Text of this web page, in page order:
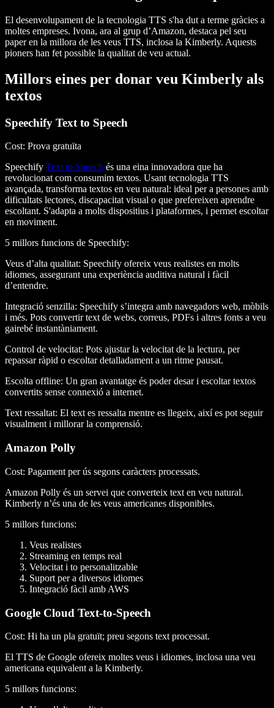
El desenvolupament de la tecnologia TTS s'ha dut a terme gràcies a
moltes empreses. Ivona, ara al grup d’Amazon, destaca pel seu
paper en la millora de les veus TTS, inclosa la Kimberly. Aquests
pioners han fet possible la qualitat de veu actual.
Millors eines per donar veu Kimberly als
textos
Speechify Text to Speech
Cost: Prova gratuïta
Speechify Text to Speech és una eina innovadora que ha
revolucionat com consumim textos. Usant tecnologia TTS
avançada, transforma textos en veu natural: ideal per a persones amb
dificultats lectores, discapacitat visual o que prefereixen aprendre
escoltant. S'adapta a molts dispositius i plataformes, i permet escoltar
en moviment.
5 millors funcions de Speechify:
Veus d’alta qualitat: Speechify ofereix veus realistes en molts
idiomes, assegurant una experiència auditiva natural i fàcil
d’entendre.
Integració senzilla: Speechify s’integra amb navegadors web, mòbils
i més. Pots convertir text de webs, correus, PDFs i altres fonts a veu
gairebé instantàniament.
Control de velocitat: Pots ajustar la velocitat de la lectura, per
repassar ràpid o escoltar detalladament a un ritme pausat.
Escolta offline: Un gran avantatge és poder desar i escoltar textos
convertits sense connexió a internet.
Text ressaltat: El text es ressalta mentre es llegeix, així es pot seguir
visualment i millorar la comprensió.
Amazon Polly
Cost: Pagament per ús segons caràcters processats.
Amazon Polly és un servei que converteix text en veu natural.
Kimberly n’és una de les veus americanes disponibles.
5 millors funcions:
Veus realistes
Streaming en temps real
Velocitat i to personalitzable
Suport per a diversos idiomes
Integració fàcil amb AWS
Google Cloud Text-to-Speech
Cost: Hi ha un pla gratuït; preu segons text processat.
El TTS de Google ofereix moltes veus i idiomes, inclosa una veu
americana equivalent a la Kimberly.
5 millors funcions: